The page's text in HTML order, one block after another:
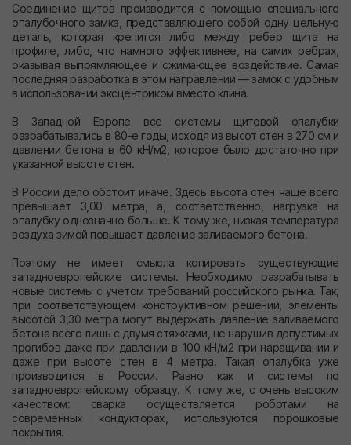
Соединение щитов производится с помощью специального
опалубочного замка, представляющего собой одну цельную
деталь, которая крепится либо между ребер щита на
профиле, либо, что намного эффективнее, на самих ребрах,
оказывая выпрямляющее и сжимающее воздействие. Самая
последняя разработка в этом направлении — замок с удобным
в использовании эксцентриком вместо клина.
В Западной Европе все системы щитовой опалубки
разрабатывались в 80-е годы, исходя из высот стен в 270 см и
давлении бетона в 60 кН/м2, которое было достаточно при
указанной высоте стен.
В России дело обстоит иначе. Здесь высота стен чаще всего
превышает 3,00 метра, а, соответственно, нагрузка на
опалубку однозначно больше. К тому же, низкая температура
воздуха зимой повышает давление заливаемого бетона.
Поэтому не имеет смысла копировать существующие
западноевропейские системы. Необходимо разрабатывать
новые системы с учетом требований российского рынка. Так,
при соответствующем конструктивном решении, элементы
высотой 3,30 метра могут выдержать давление заливаемого
бетона всего лишь с двумя стяжками, не нарушив допустимых
прогибов даже при давлении в 100 кН/м2 при наращивании и
даже при высоте стен в 4 метра. Такая опалубка уже
производится в России. Равно как и системы по
западноевропейскому образцу. К тому же, с очень высоким
качеством: сварка осуществляется роботами на
современных кондукторах, используются порошковые
покрытия.